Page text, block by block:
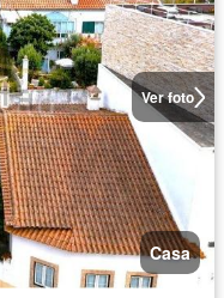
Ver foto
Casa